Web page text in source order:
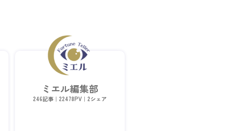
ミエル編集部
246記事｜22478PV｜2シェア